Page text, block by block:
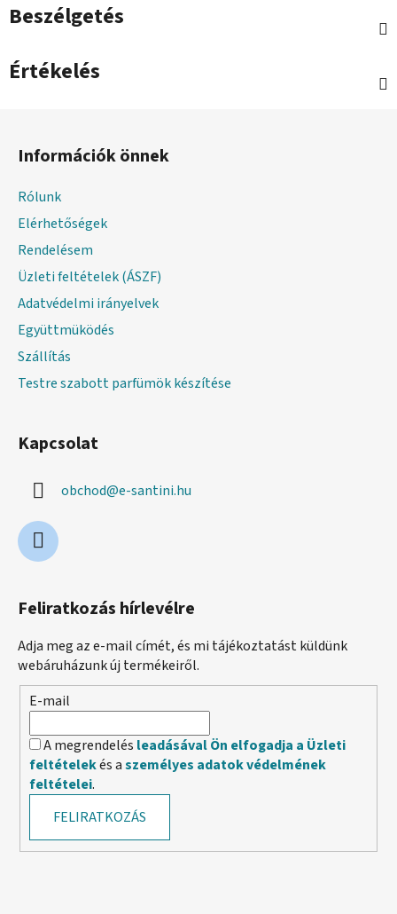
Beszélgetés
Értékelés
Információk önnek
Rólunk
Elérhetőségek
Rendelésem
Üzleti feltételek (ÁSZF)
Adatvédelmi irányelvek
Együttmüködés
Szállítás
Testre szabott parfümök készítése
Kapcsolat
obchod@e-santini.hu
Feliratkozás hírlevélre
Adja meg az e-mail címét, és mi tájékoztatást küldünk
webáruházunk új termékeiről.
E-mail
A megrendelés leadásával Ön elfogadja a Üzleti
feltételekés aszemélyes adatok védelmének
feltételei.
FELIRATKOZÁS